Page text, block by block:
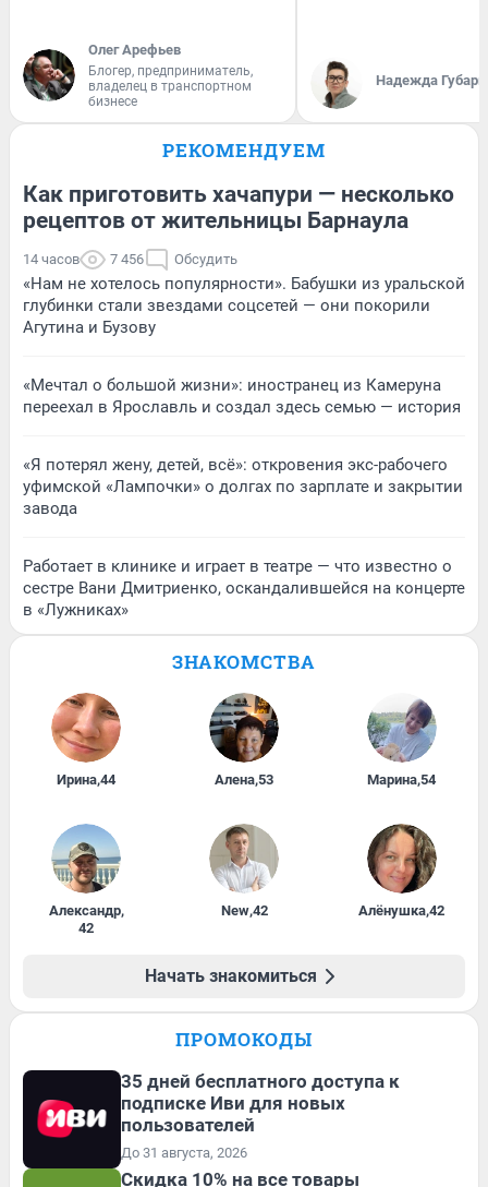
Олег Арефьев
Блогер, предприниматель,
владелец в транспортном
бизнесе
Надежда Губарь
РЕКОМЕНДУЕМ
Как приготовить хачапури — несколько
рецептов от жительницы Барнаула
14 часов 7 456 Обсудить
«Нам не хотелось популярности». Бабушки из уральской
глубинки стали звездами соцсетей — они покорили
Агутина и Бузову
«Мечтал о большой жизни»: иностранец из Камеруна
переехал в Ярославль и создал здесь семью — история
«Я потерял жену, детей, всё»: откровения экс-рабочего
уфимской «Лампочки» о долгах по зарплате и закрытии
завода
Работает в клинике и играет в театре — что известно о
сестре Вани Дмитриенко, оскандалившейся на концерте
в «Лужниках»
ЗНАКОМСТВА
Ирина,44 Алена,53 Марина,54
Александр,
42
New,42 Алёнушка,42
Начать знакомиться
ПРОМОКОДЫ
35 дней бесплатного доступа к
подписке Иви для новых
пользователей
До 31 августа, 2026
Скидка 10% на все товары